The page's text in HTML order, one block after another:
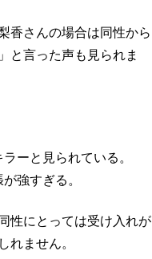
香さんの場合は同性から
と言った声も見られま
ーと見られている。
強すぎる。
性にとっては受け入れが
れません。